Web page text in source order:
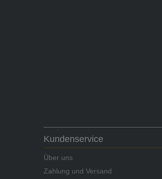
Kundenservice
Über uns
Zahlung und Versand